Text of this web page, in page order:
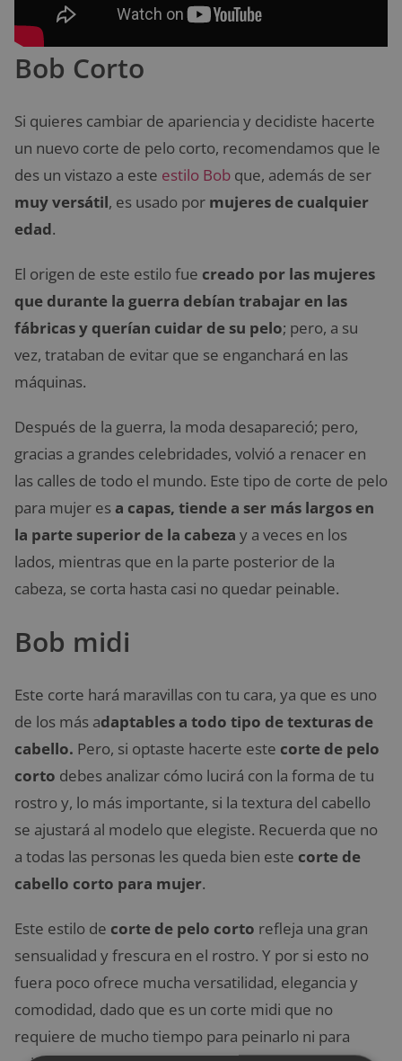
Bob Corto
Si quieres cambiar de apariencia y decidiste hacerte
un nuevo corte de pelo corto, recomendamos que le
des un vistazo a este estilo Bob que, además de ser
muy versátil, es usado por mujeres de cualquier
edad.
El origen de este estilo fue creado por las mujeres
que durante la guerra debían trabajar en las
fábricas y querían cuidar de su pelo; pero, a su
vez, trataban de evitar que se enganchará en las
máquinas.
Después de la guerra, la moda desapareció; pero,
gracias a grandes celebridades, volvió a renacer en
las calles de todo el mundo. Este tipo de corte de pelo
para mujer es a capas, tiende a ser más largos en
la parte superior de la cabeza y a veces en los
lados, mientras que en la parte posterior de la
cabeza, se corta hasta casi no quedar peinable.
Bob midi
Este corte hará maravillas con tu cara, ya que es uno
de los más adaptables a todo tipo de texturas de
cabello. Pero, si optaste hacerte este corte de pelo
corto debes analizar cómo lucirá con la forma de tu
rostro y, lo más importante, si la textura del cabello
se ajustará al modelo que elegiste. Recuerda que no
a todas las personas les queda bien este corte de
cabello corto para mujer.
Este estilo de corte de pelo corto refleja una gran
sensualidad y frescura en el rostro. Y por si esto no
fuera poco ofrece mucha versatilidad, elegancia y
comodidad, dado que es un corte midi que no
requiere de mucho tiempo para peinarlo ni para